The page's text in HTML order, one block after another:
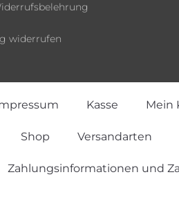
widerrufen
Kasse Mein
Shop Versandarten
Zahlungsinformationen und